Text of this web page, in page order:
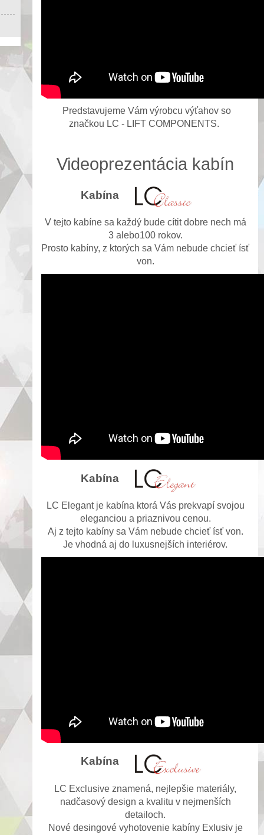
Predstavujeme Vám výrobcu výťahov so
značkou LC - LIFT COMPONENTS.
Videoprezentácia kabín
Kabína
V tejto kabíne sa každý bude cítit dobre nech má
3 alebo100 rokov.
Prosto kabíny, z ktorých sa Vám nebude chcieť ísť
von.
Kabína
LC Elegant je kabína ktorá Vás prekvapí svojou
eleganciou a priaznivou cenou.
Aj z tejto kabíny sa Vám nebude chcieť ísť von.
Je vhodná aj do luxusnejších interiérov.
Kabína
LC Exclusive znamená, nejlepšie materiály,
nadčasový design a kvalitu v nejmenších
detailoch.
Nové desingové vyhotovenie kabíny Exlusiv je